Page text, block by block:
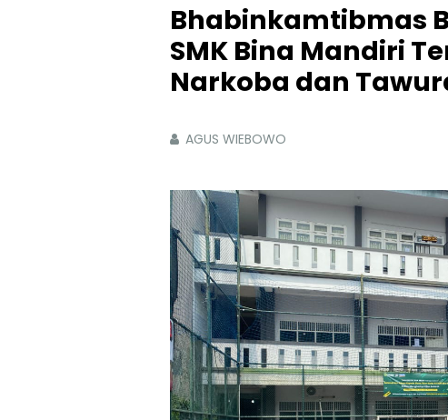
Bhabinkamtibmas
SMK Bina Mandiri
Narkoba dan
AGUS WIEBOWO